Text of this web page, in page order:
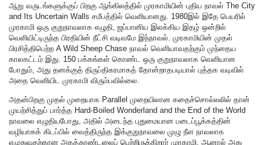
ஆறு வருடங்களுக்குப் பிறகு ஆங்கிலத்தில் முரகாமியின் புதிய நாவல் The City
and Its Uncertain Walls சமீபத்தில் வெளியானது. 1980இல் இதே பெயரில்
முரகாமி ஒரு குறுநாவலாக எழுதி, ஜப்பானிய இலக்கிய இதழ் ஒன்றில்
வெளியிட்டிருந்த பிரதியின் நீட்சி வடிவமே இந்நாவல். முரகாமியின் முதல்
பிரசித்திபெற்ற A Wild Sheep Chase நாவல் வெளியாவதற்கும் முந்தைய
காலகட்டம் இது. 150 பக்கங்கள் கொண்ட ஒரு குறுநாவலாக வெளியான
போதும், அது தனக்குத் திருப்திகரமாகத் தோன்றாதபடியால் புத்தக வடிவில்
அதை வெளியிட முரகாமி விரும்பவில்லை.
அதன்பிறகு முதல் முறையாக Parallel முறையிலான கதைச்சொல்லலில் தான்
முயற்சித்துப் பார்த்த Hard-Boiled Wonderland and the End of the World
நாவலை எழுதியபோது, அதில் அடைந்த புதுமையான படைப்பூக்கத்தின்
வழியாகக் கிடப்பில் வைத்திருந்த இக்குறுநாவலை முழு நீள நாவலாக
எழுதுவதற்கான அகத்தூண்டலைப் பெற்றிருக்கிறார் முரகாமி. ஆனால் அது